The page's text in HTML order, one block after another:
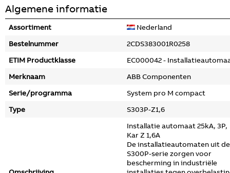
Algemene informatie
Assortiment
Nederland
Bestelnummer
2CDS383001R0258
ETIM Productklasse
EC000042 -
Merknaam
ABB Componenten
Serie/programma
System pro M compact
Type
S303P-Z1,6
Installatie automaat 25kA, 3P,
Kar Z 1,6A
De installatieautomaten uit de
S300P-serie zorgen voor
bescherming in industriële